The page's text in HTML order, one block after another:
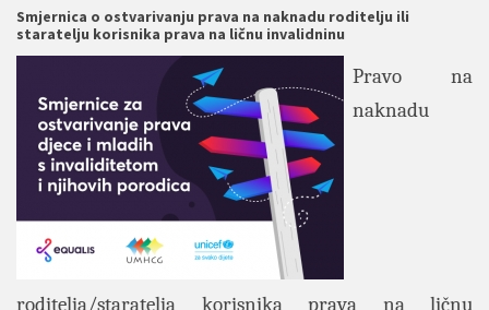
Smjernica o ostvarivanju prava na naknadu roditelju ili
staratelju korisnika prava na ličnu invalidninu
Pravo na
naknadu
roditelja/staratelja korisnika prava na ličnu